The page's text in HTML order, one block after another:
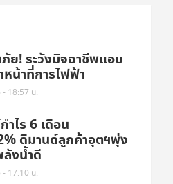
ภัย! ระวังมิจฉาชีพแอบ
หน้าที่การไฟฟ้า
- 18:57 น.
ำไร 6 เดือน
ดีมานด์ลูกค้าอุตฯพุ่ง
งน้ำดี
- 17:10 น.